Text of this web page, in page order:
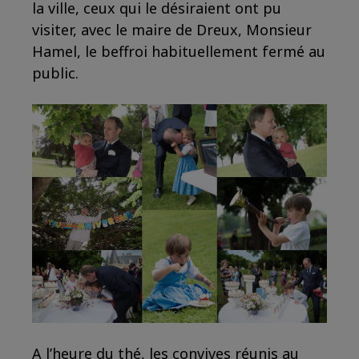
la ville, ceux qui le désiraient ont pu
visiter, avec le maire de Dreux, Monsieur
Hamel, le beffroi habituellement fermé au
public.
A l’heure du thé, les convives réunis au